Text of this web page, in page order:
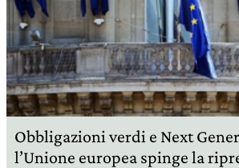
Obbligazioni verdi e Next
l’Unione europea spinge la